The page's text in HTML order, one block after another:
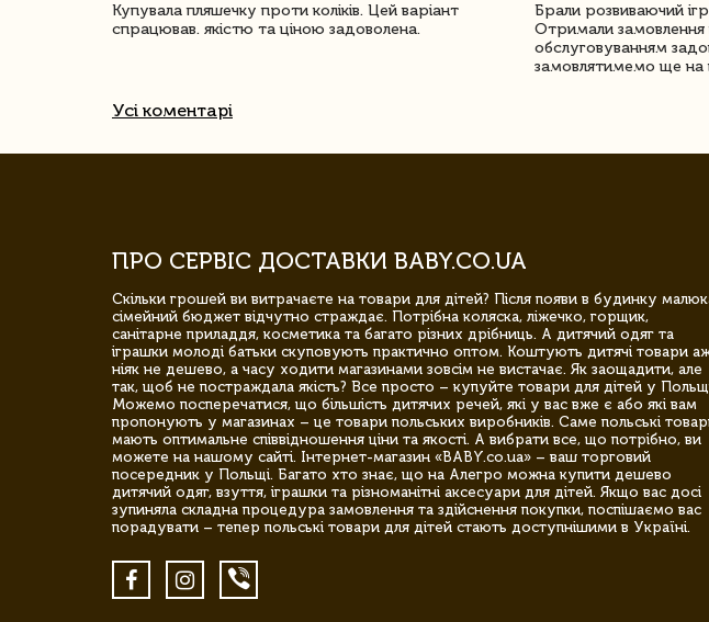
Купувала пляшечку проти коліків. Цей варіант
спрацював. якістю та ціною задоволена.
Брали розвиваючий
Отримали замовлення
обслуговуванням
замовлятимемо ще на
Усі коментарі
ПРО СЕРВІС ДОСТАВКИ BABY.CO.UA
Скільки грошей ви витрачаєте на товари для дітей? Після появи в будинку
сімейний бюджет відчутно страждає. Потрібна коляска, ліжечко, горщик,
санітарне приладдя, косметика та багато різних дрібниць. А дитячий одяг та
іграшки молоді батьки скуповують практично оптом. Коштують дитячі товари
ніяк не дешево, а часу ходити магазинами зовсім не вистачає. Як заощадити, але
так, щоб не постраждала якість? Все просто – купуйте товари для дітей у
Можемо посперечатися, що більшість дитячих речей, які у вас вже є або які вам
пропонують у магазинах – це товари польських виробників. Саме польські
мають оптимальне співвідношення ціни та якості. А вибрати все, що потрібно, ви
можете на нашому сайті. Інтернет-магазин «BABY.co.ua» – ваш торговий
посередник у Польщі. Багато хто знає, що на Алегро можна купити дешево
дитячий одяг, взуття, іграшки та різноманітні аксесуари для дітей. Якщо вас досі
зупиняла складна процедура замовлення та здійснення покупки, поспішаємо вас
порадувати – тепер польські товари для дітей стають доступнішими в Україні.